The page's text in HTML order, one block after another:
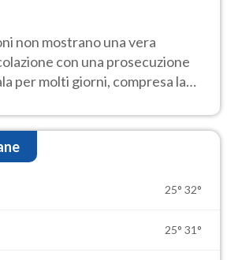
non mostrano una vera
con una prosecuzione
per molti giorni, compresa la
25° 32°
25° 31°